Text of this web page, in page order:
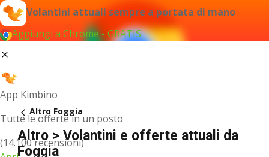
Volantini attuali sempre a portata di mano
Aggiungi a Chrome - GRATIS
App Kimbino
Tutte le offerte in un posto
(14.100 recensioni)
Altro Foggia
Altro > Volantini e offerte attuali da
Foggia